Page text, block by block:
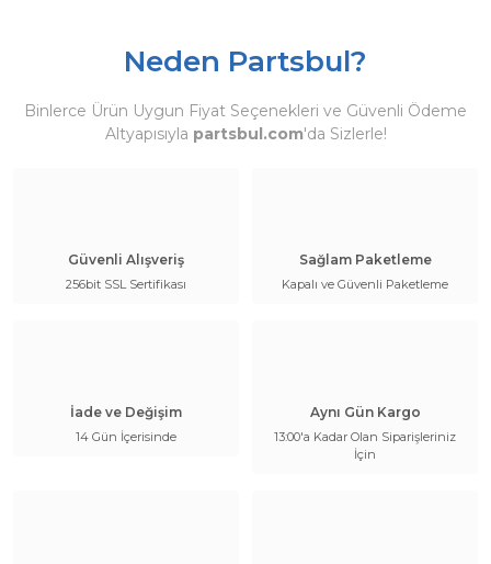
Neden Partsbul?
Binlerce Ürün Uygun Fiyat Seçenekleri ve Güvenli Ödeme
Altyapısıyla partsbul.com'da Sizlerle!
Güvenli Alışveriş
256bit SSL Sertifikası
Sağlam Paketleme
Kapalı ve Güvenli Paketleme
İade ve Değişim
14 Gün İçerisinde
Aynı Gün Kargo
13:00'a Kadar Olan Siparişleriniz
İçin